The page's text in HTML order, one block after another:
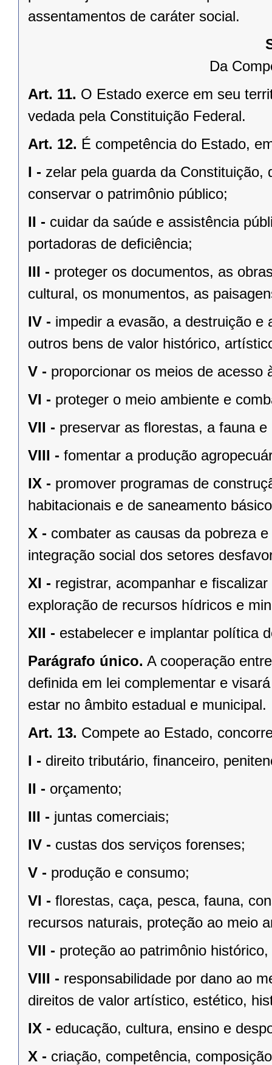
assentamentos de caráter social.
Da
Art. 11. O Estado exerce em seu
vedada pela Constituição Federal.
Art. 12. É competência do Estado,
I - zelar pela guarda da
conservar o patrimônio público;
II - cuidar da saúde e assistência
portadoras de deﬁciência;
III - proteger os documentos, as
cultural, os monumentos, as
IV - impedir a evasão, a destruição e
outros bens de valor histórico,
V - proporcionar os meios de acesso
VI - proteger o meio ambiente e
VII - preservar as ﬂorestas, a fauna e
VIII - fomentar a produção
IX - promover programas de
habitacionais e de saneamento
X - combater as causas da pobreza
integração social dos setores
XI - registrar, acompanhar e
exploração de recursos hídricos e
XII - estabelecer e implantar política
Parágrafo único. A cooperação
deﬁnida em lei complementar e
estar no âmbito estadual e municipal.
Art. 13. Compete ao Estado,
I - direito tributário, ﬁnanceiro,
II - orçamento;
III - juntas comerciais;
IV - custas dos serviços forenses;
V - produção e consumo;
VI - ﬂorestas, caça, pesca, fauna,
recursos naturais, proteção ao meio
VII - proteção ao patrimônio
VIII - responsabilidade por dano ao
direitos de valor artístico, estético,
IX - educação, cultura, ensino e
X - criação, competência,